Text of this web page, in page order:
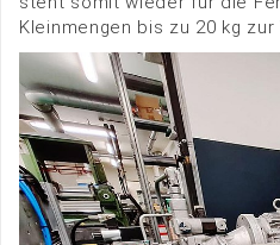
Kleinmengen bis zu 20 kg zur